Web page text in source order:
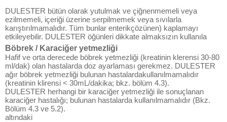
DULESTER bütün olarak yutulmak ve çiğnenmemeli veya
ezilmemeli, içeriği üzerine serpilmemek veya sıvılarla
karıştırılmamalıdır. Tüm bunlar enterikçözünen) kaplamayı
etkileyebilir. DULESTER öğünleri dikkate almaksızın kullanıla
Böbrek / Karaciğer yetmezliği
Hafif ve orta derecede böbrek yetmezliği (kreatinin klerensi 30-80
ml/dak) olan hastalarda doz ayarlaması gerekmez. DULESTER
ağır böbrek yetmezliği bulunan hastalardakullanılmamalıdır
(kreatinin klirensi < 30mL/dakika; bkz. bölüm 4.3).
DULESTER herhangi bir karaciğer yetmezliği ile sonuçlanan
karaciğer hastalığı; bulunan hastalarda kullanılmamalıdır (Bkz.
Bölüm 4.3 ve 5.2).
altındaki